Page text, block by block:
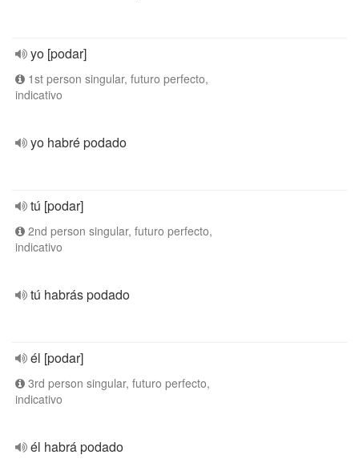
yo [podar]
1st person singular, futuro perfecto,
indicativo
yo habré podado
tú [podar]
2nd person singular, futuro perfecto,
indicativo
tú habrás podado
él [podar]
3rd person singular, futuro perfecto,
indicativo
él habrá podado